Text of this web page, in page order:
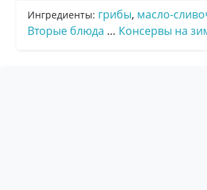
Ингредиенты: грибы, масло-
Вторые блюда … Консервы на